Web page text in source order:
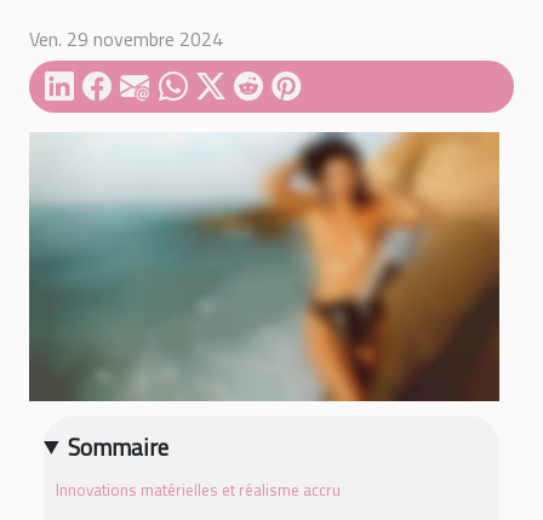
Ven. 29 novembre 2024
Sommaire
Innovations matérielles et réalisme accru